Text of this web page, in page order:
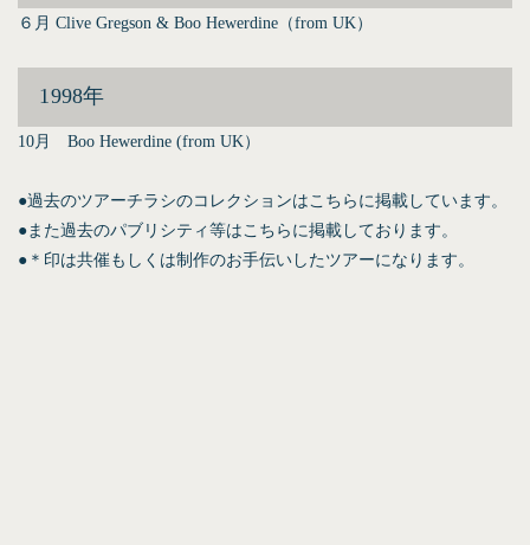
６月 Clive Gregson & Boo Hewerdine（from UK）
1998年
10月 Boo Hewerdine (from UK）
●過去のツアーチラシのコレクションは こちら に掲載しています。
●また過去のパブリシティ等は こちら に掲載しております。
●＊印は共催もしくは制作のお手伝いしたツアーになります。